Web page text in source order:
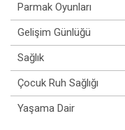
Parmak Oyunları
Gelişim Günlüğü
Sağlık
Çocuk Ruh Sağlığı
Yaşama Dair